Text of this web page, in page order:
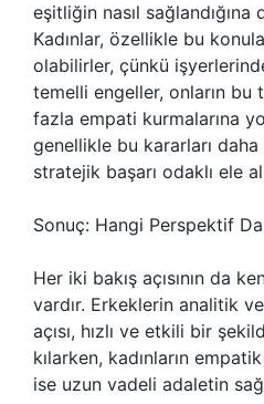
eşitliğin nasıl
Kadınlar, özellikle bu
olabilirler, çünkü
temelli engeller, onların bu
fazla empati kurmalarına
genellikle bu kararları
stratejik başarı odaklı ele
Sonuç: Hangi Perspektif
Her iki bakış açısının da
vardır. Erkeklerin analitik
açısı, hızlı ve etkili bir
kılarken, kadınların
ise uzun vadeli adaletin